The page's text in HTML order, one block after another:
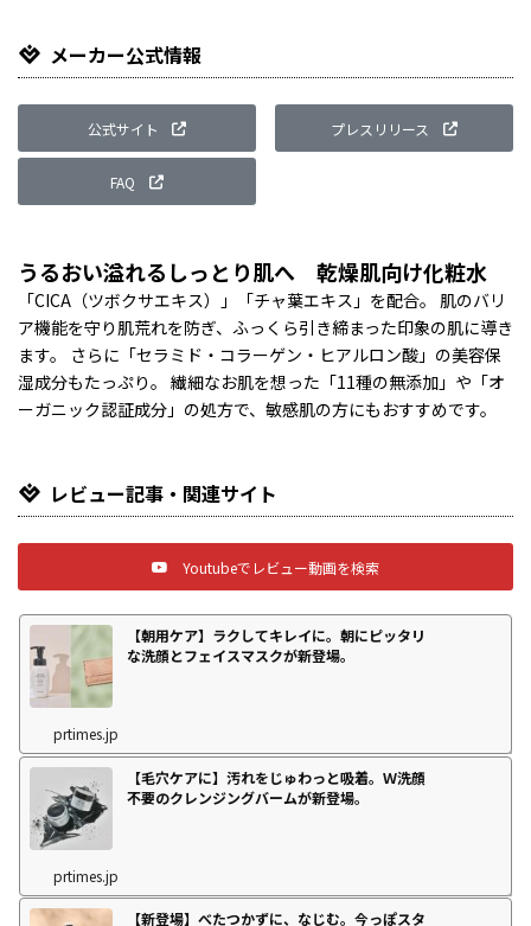
メーカー公式情報
公式サイト プレスリリース
FAQ
うるおい溢れるしっとり肌へ 乾燥肌向け化粧水
「CICA（ツボクサエキス）」「チャ葉エキス」を配合。 肌のバリ
ア機能を守り肌荒れを防ぎ、ふっくら引き締まった印象の肌に導き
ます。 さらに「セラミド・コラーゲン・ヒアルロン酸」の美容保
湿成分もたっぷり。 繊細なお肌を想った「11種の無添加」や「オ
ーガニック認証成分」の処方で、敏感肌の方にもおすすめです。
レビュー記事・関連サイト
Youtubeでレビュー動画を検索
【朝用ケア】ラクしてキレイに。朝にピッタリ
な洗顔とフェイスマスクが新登場。
prtimes.jp
【毛穴ケアに】汚れをじゅわっと吸着。Ｗ洗顔
不要のクレンジングバームが新登場。
prtimes.jp
【新登場】べたつかずに、なじむ。今っぽスタ